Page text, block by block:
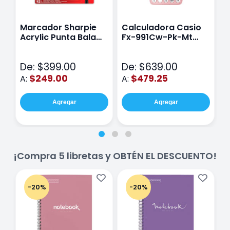
Marcador Sharpie
Acrylic Punta Bala
De: $399.00
A: $249.00
Agregar
Calculadora Casio
Fx-991Cw-Pk-Mt
De: $639.00
A: $479.25
Agregar
¡Compra 5 libretas y OBTÉN EL DESCUENTO!
-20% -20%